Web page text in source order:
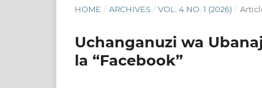
HOME / ARCHIVES / VOL. 4 NO. 1 (2026) /
Uchanganuzi wa
la “Facebook”